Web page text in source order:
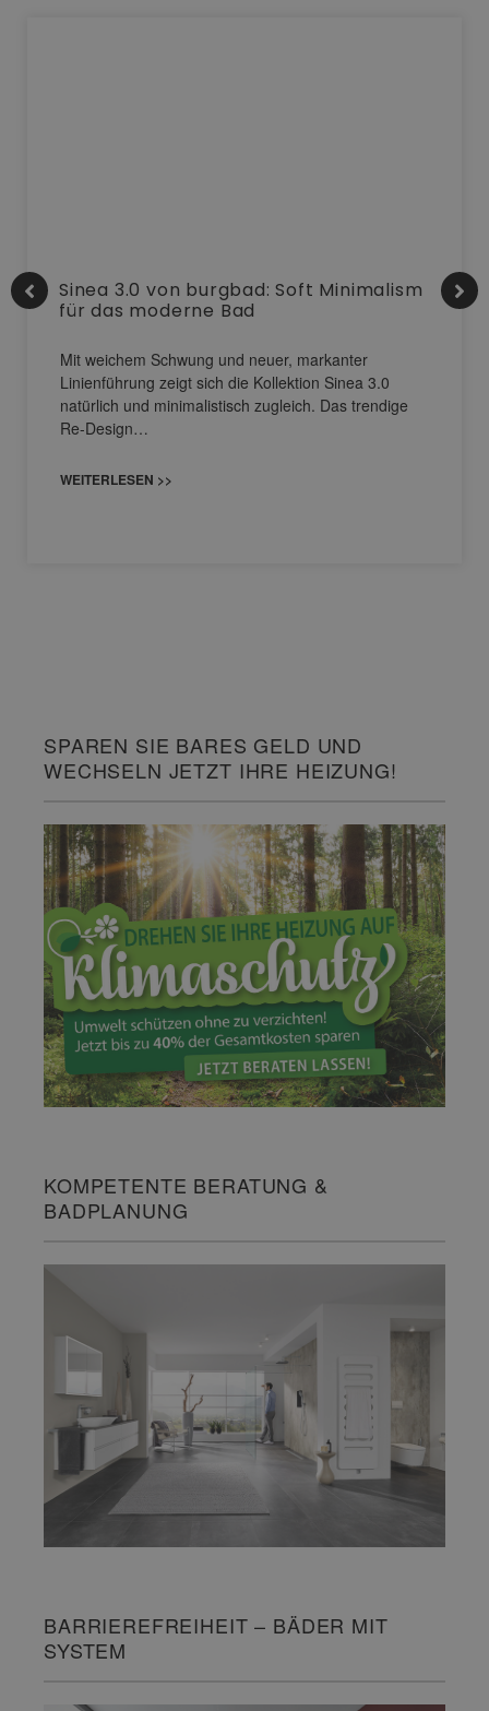
Sinea 3.0 von burgbad: Soft Minimalism
für das moderne Bad
Mit weichem Schwung und neuer, markanter
Linienführung zeigt sich die Kollektion Sinea 3.0
natürlich und minimalistisch zugleich. Das trendige
Re-Design…
WEITERLESEN >>
SPAREN SIE BARES GELD UND
WECHSELN JETZT IHRE HEIZUNG!
KOMPETENTE BERATUNG &
BADPLANUNG
BARRIEREFREIHEIT – BÄDER MIT
SYSTEM